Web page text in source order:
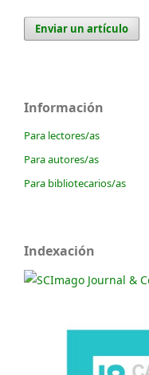
Enviar un artículo
Información
Para lectores/as
Para autores/as
Para bibliotecarios/as
Indexación